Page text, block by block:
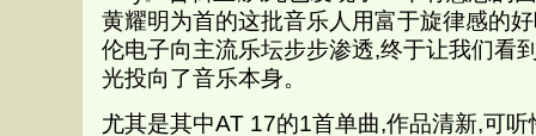
黄耀明为首的这批音乐人用富于旋律感的
伦电子向主流乐坛步步渗透,终于让我们看
光投向了音乐本身。
尤其是其中AT 17的1首单曲,作品清新,可